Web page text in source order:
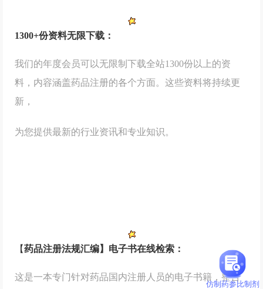
1300+份资料无限下载：
我们的年度会员可以无限制下载全站1300份以上的资
料，内容涵盖药品注册的各个方面。这些资料将持续更
新，
为您提供最新的行业资讯和专业知识。
【药品注册法规汇编】电子书在线检索：
这是一本专门针对药品国内注册人员的电子书籍，整合
仿制药参比制剂